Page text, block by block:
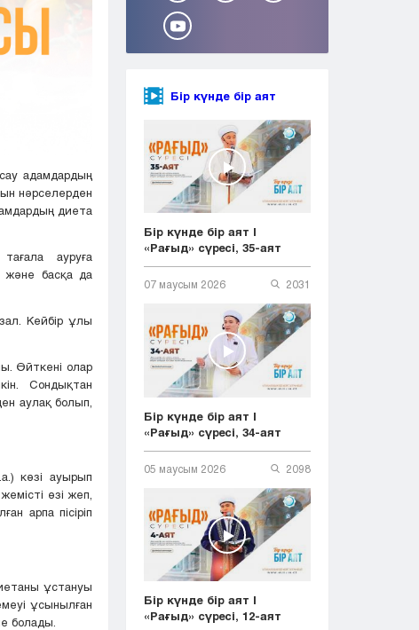
адамдардың
нәрселерден
диета
ауруға
және басқа да
Кейбір ұлы
Өйткені олар
Сондықтан
аулақ болып,
көзі ауырып
өзі жеп,
арпа пісіріп
ұстануы
ұсынылған
болады.
Бір күнде бір аят
Бір күнде бір аят |
«Рағыд» сүресі, 35-аят
07 маусым 2026 2031
Бір күнде бір аят |
«Рағыд» сүресі, 34-аят
05 маусым 2026 2098
Бір күнде бір аят |
«Рағыд» сүресі, 12-аят